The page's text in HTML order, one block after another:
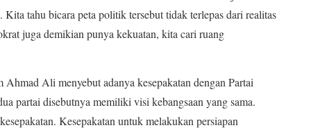
tahu bicara peta politik tersebut tidak terlepas dari realitas
juga demikian punya kekuatan, kita cari ruang
Ali menyebut adanya kesepakatan dengan Partai
partai disebutnya memiliki visi kebangsaan yang sama.
Kesepakatan untuk melakukan persiapan